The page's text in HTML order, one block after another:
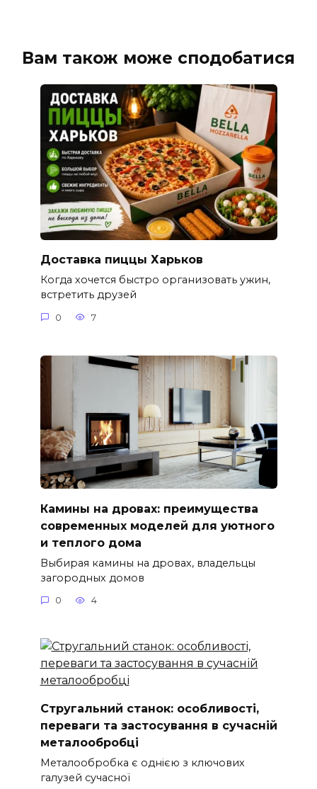
Вам також може сподобатися
Доставка пиццы Харьков
Когда хочется быстро организовать ужин,
встретить друзей
0 7
Камины на дровах: преимущества
современных моделей для уютного
и теплого дома
Выбирая камины на дровах, владельцы
загородных домов
0 4
Стругальний станок: особливості,
переваги та застосування в сучасній
металообробці
Металообробка є однією з ключових
галузей сучасної